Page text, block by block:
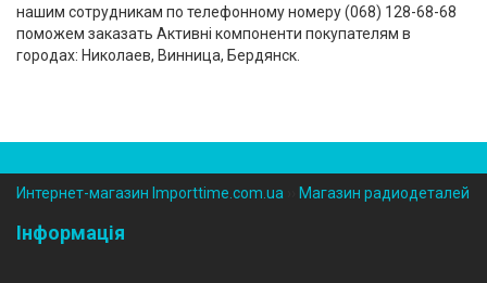
нашим сотрудникам по телефонному номеру (‎068) 128-68-68
поможем заказать Активні компоненти покупателям в
городах: Николаев, Винница, Бердянск.
Интернет-магазин Importtime.com.ua Магазин радиодеталей
Інформація